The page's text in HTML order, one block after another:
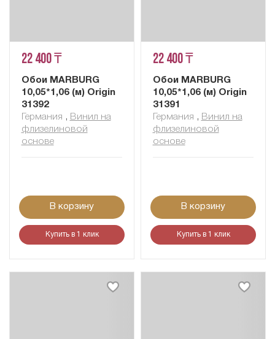
22 400 ₸
Обои MARBURG
10,05*1,06 (м) Origin
31392
Германия , Винил на
флизелиновой
основе
В корзину
Купить в 1 клик
22 400 ₸
Обои MARBURG
10,05*1,06 (м) Origin
31391
Германия , Винил на
флизелиновой
основе
В корзину
Купить в 1 клик